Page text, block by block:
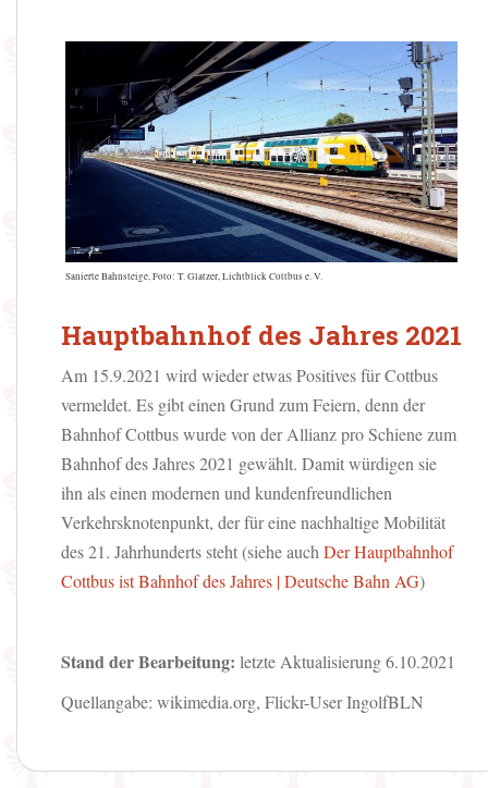
Sanierte Bahnsteige, Foto: T. Glatzer, Lichtblick Cottbus e. V.
Hauptbahnhof des Jahres 2021
Am 15.9.2021 wird wieder etwas Positives für Cottbus
vermeldet. Es gibt einen Grund zum Feiern, denn der
Bahnhof Cottbus wurde von der Allianz pro Schiene zum
Bahnhof des Jahres 2021 gewählt. Damit würdigen sie
ihn als einen modernen und kundenfreundlichen
Verkehrsknotenpunkt, der für eine nachhaltige Mobilität
des 21. Jahrhunderts steht (siehe auch Der Hauptbahnhof
Cottbus ist Bahnhof des Jahres | Deutsche Bahn AG)
Stand der Bearbeitung: letzte Aktualisierung 6.10.2021
Quellangabe: wikimedia.org, Flickr-User IngolfBLN